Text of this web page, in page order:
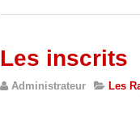
Les inscrits
Administrateur Les